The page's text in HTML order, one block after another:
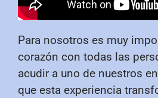
Para nosotros es muy
corazón con todas las
acudir a uno de nuestros
que esta experiencia